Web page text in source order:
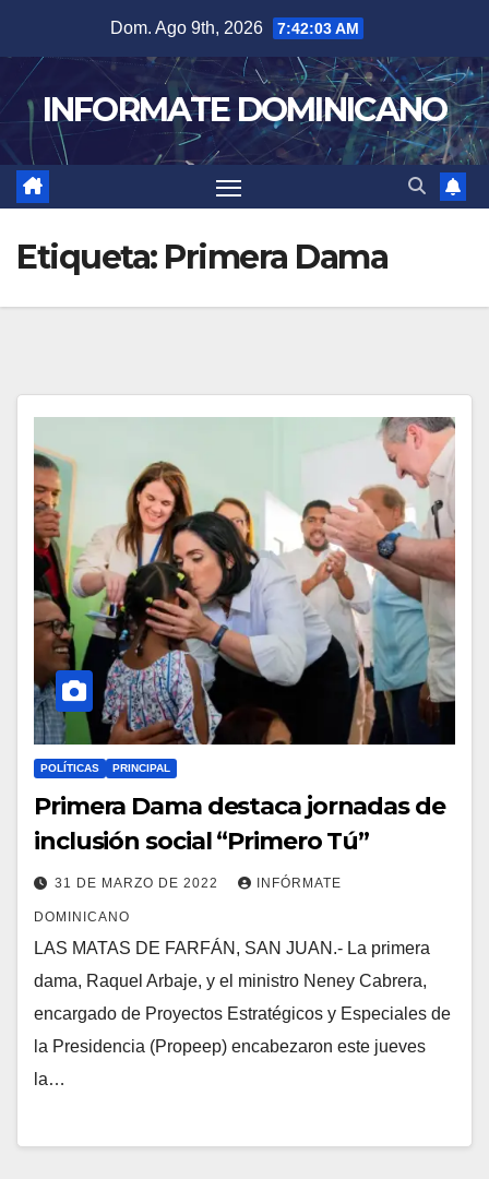
content
Dom. Ago 9th, 2026 7:42:04 AM
INFORMATE DOMINICANO
Etiqueta: Primera Dama
POLÍTICAS PRINCIPAL
Primera Dama destaca jornadas de
inclusión social “Primero Tú”
31 DE MARZO DE 2022 INFÓRMATE
DOMINICANO
LAS MATAS DE FARFÁN, SAN JUAN.- La primera
dama, Raquel Arbaje, y el ministro Neney Cabrera,
encargado de Proyectos Estratégicos y Especiales de
la Presidencia (Propeep) encabezaron este jueves
la…